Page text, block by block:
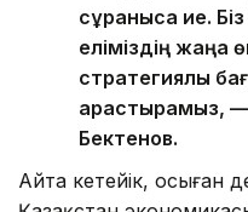
сұранысқа ие.
еліміздің жаңа
стратегиялық
қарастырамыз,
Бектенов.
Айта кетейік, осыған